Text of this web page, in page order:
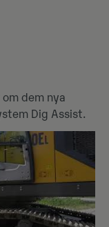
dem nya
Dig Assist.